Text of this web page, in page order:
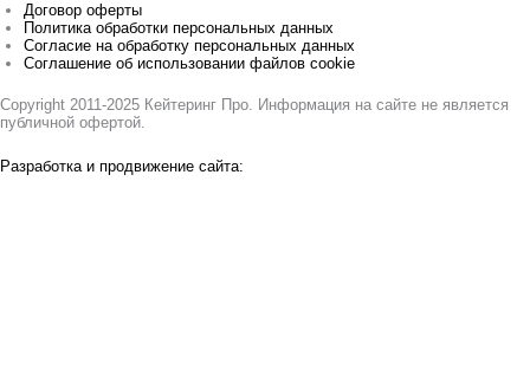
Договор оферты
Политика обработки персональных данных
Согласие на обработку персональных данных
Соглашение об использовании файлов cookie
Copyright 2011-2025 Кейтеринг Про. Информация на сайте не является
публичной офертой.
Разработка и продвижение сайта: